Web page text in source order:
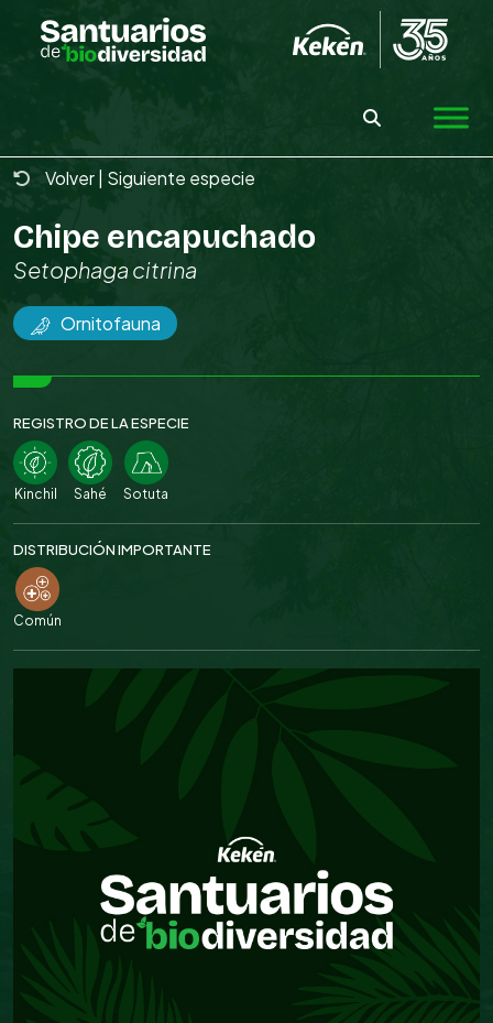
Volver Siguiente especie
Chipe encapuchado
Setophaga citrina
Ornitofauna
REGISTRO DE LA ESPECIE
Kinchil Sahé Sotuta
DISTRIBUCIÓN IMPORTANTE
Común